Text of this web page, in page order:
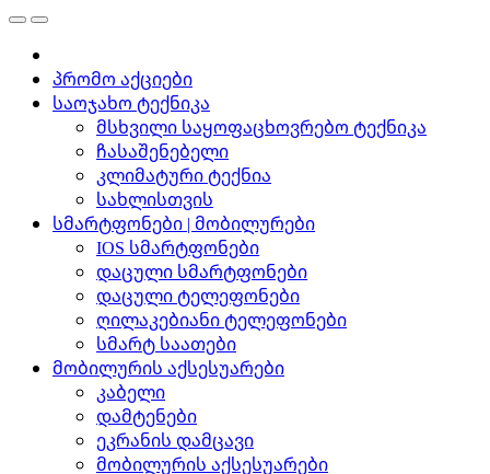
პრომო აქციები
საოჯახო ტექნიკა
მსხვილი საყოფაცხოვრებო ტექნიკა
ჩასაშენებელი
კლიმატური ტექნია
სახლისთვის
სმარტფონები | მობილურები
IOS სმარტფონები
დაცული სმარტფონები
დაცული ტელეფონები
ღილაკებიანი ტელეფონები
სმარტ საათები
მობილურის აქსესუარები
კაბელი
დამტენები
ეკრანის დამცავი
მობილურის აქსესუარები